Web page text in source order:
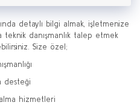
detaylı bilgi almak, işletmenize
danışmanlık talep etmek
Size özel;
desteği
hizmetleri